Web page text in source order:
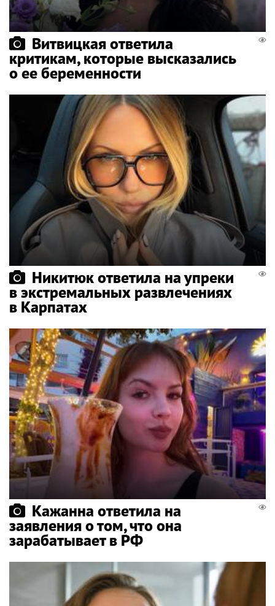
Витвицкая ответила
критикам, которые высказались
о ее беременности
Никитюк ответила на упреки
в экстремальных развлечениях
в Карпатах
Кажанна ответила на
заявления о том, что она
зарабатывает в РФ